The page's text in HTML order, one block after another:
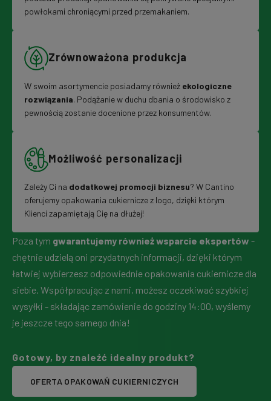
powłokami chroniącymi przed przemakaniem.
Zrównoważona produkcja
W swoim asortymencie posiadamy również ekologiczne
rozwiązania. Podążanie w duchu dbania o środowisko z
pewnością zostanie docenione przez konsumentów.
Możliwość personalizacji
Zależy Ci na dodatkowej promocji biznesu? W Cantino
oferujemy opakowania cukiernicze z logo, dzięki którym
Klienci zapamiętają Cię na dłużej!
Poza tym gwarantujemy również wsparcie ekspertów -
chętnie udzielą oni przydatnych informacji, dzięki którym
łatwiej wybierzesz odpowiednie opakowania cukiernicze dla
siebie. Współpracując z nami, możesz oczekiwać szybkiej
wysyłki - składając zamówienie do godziny 14:00, wyślemy
je jeszcze tego samego dnia!
Gotowy, by znaleźć idealny produkt?
OFERTA OPAKOWAŃ CUKIERNICZYCH